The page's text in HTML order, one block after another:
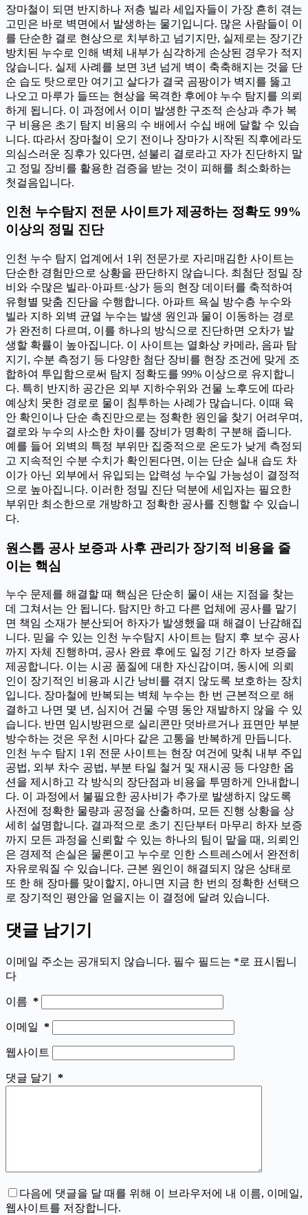
장마철이 되면 반지하나 저층 빌라 세입자들이 가장 흔히 겪는
고민은 바로 벽면에서 발생하는 물기입니다. 많은 사람들이 이
를 단순한 결로 현상으로 치부하고 넘기지만, 실제로는 장기간
방치된 누수로 인해 벽체 내부가 심각하게 손상된 경우가 적지
않습니다. 실제 사례를 보면 3년 넘게 벽이 축축해지는 것을 단
순 습도 탓으로만 여기고 살다가 결국 곰팡이가 벽지를 뚫고
나오고 마루가 들뜨는 현상을 목격한 후에야 누수 탐지를 의뢰
하게 됩니다. 이 과정에서 이미 발생한 구조적 손상과 추가 복
구 비용은 초기 탐지 비용의 수 배에서 수십 배에 달할 수 있습
니다. 따라서 장마철이 오기 전이나 장마가 시작된 직후에라도
의심스러운 징후가 있다면, 섣불리 결로라고 자가 진단하지 말
고 정밀 장비를 활용한 검증을 받는 것이 피해를 최소화하는
첫걸음입니다.
인천 누수탐지 전문 사이트가 제공하는 정확도 99%
이상의 정밀 진단
인천 누수 탐지 업계에서 1위 전문가로 자리매김한 사이트는
단순한 경험만으로 상황을 판단하지 않습니다. 최첨단 정밀 장
비와 수많은 빌라·아파트·상가 등의 현장 데이터를 축적하여
유형별 맞춤 진단을 수행합니다. 아파트 욕실 방수층 누수와
빌라 지하 외벽 균열 누수는 발생 원인과 물이 이동하는 경로
가 완전히 다르며, 이를 하나의 방식으로 진단하면 오차가 발
생할 확률이 높아집니다. 이 사이트는 열화상 카메라, 음파 탐
지기, 수분 측정기 등 다양한 첨단 장비를 현장 조건에 맞게 조
합하여 투입함으로써 탐지 정확도를 99% 이상으로 유지합니
다. 특히 반지하 공간은 외부 지하수위와 건물 노후도에 따라
예상치 못한 경로로 물이 침투하는 사례가 많습니다. 이때 육
안 확인이나 단순 촉진만으로는 정확한 원인을 찾기 어려우며,
결로와 누수의 사소한 차이를 장비가 명확히 구분해 줍니다.
예를 들어 외벽의 특정 부위만 집중적으로 온도가 낮게 측정되
고 지속적인 수분 수치가 확인된다면, 이는 단순 실내 습도 차
이가 아닌 외부에서 유입되는 압력성 누수일 가능성이 결정적
으로 높아집니다. 이러한 정밀 진단 덕분에 세입자는 필요한
부위만 최소한으로 개방하고 정확한 공사를 진행할 수 있습니
다.
원스톱 공사 보증과 사후 관리가 장기적 비용을 줄
이는 핵심
누수 문제를 해결할 때 핵심은 단순히 물이 새는 지점을 찾는
데 그쳐서는 안 됩니다. 탐지만 하고 다른 업체에 공사를 맡기
면 책임 소재가 분산되어 하자가 발생했을 때 해결이 난감해집
니다. 믿을 수 있는 인천 누수탐지 사이트는 탐지 후 보수 공사
까지 자체 진행하며, 공사 완료 후에도 일정 기간 하자 보증을
제공합니다. 이는 시공 품질에 대한 자신감이며, 동시에 의뢰
인이 장기적인 비용과 시간 낭비를 겪지 않도록 보호하는 장치
입니다. 장마철에 반복되는 벽체 누수는 한 번 근본적으로 해
결하고 나면 몇 년, 심지어 건물 수명 동안 재발하지 않을 수 있
습니다. 반면 임시방편으로 실리콘만 덧바르거나 표면만 부분
방수하는 것은 우천 시마다 같은 고통을 반복하게 만듭니다.
인천 누수 탐지 1위 전문 사이트는 현장 여건에 맞춰 내부 주입
공법, 외부 차수 공법, 부분 타일 철거 및 재시공 등 다양한 옵
션을 제시하고 각 방식의 장단점과 비용을 투명하게 안내합니
다. 이 과정에서 불필요한 공사비가 추가로 발생하지 않도록
사전에 정확한 물량과 공정을 산출하며, 모든 진행 상황을 상
세히 설명합니다. 결과적으로 초기 진단부터 마무리 하자 보증
까지 모든 과정을 신뢰할 수 있는 하나의 팀이 맡을 때, 의뢰인
은 경제적 손실은 물론이고 누수로 인한 스트레스에서 완전히
자유로워질 수 있습니다. 근본 원인이 해결되지 않은 상태로
또 한 해 장마를 맞이할지, 아니면 지금 한 번의 정확한 선택으
로 장기적인 평안을 얻을지는 이 결정에 달려 있습니다.
댓글 남기기
이메일 주소는 공개되지 않습니다. 필수 필드는 *로 표시됩니
다
이름 *
이메일 *
웹사이트
댓글 달기 *
다음에 댓글을 달 때를 위해 이 브라우저에 내 이름, 이메일,
웹사이트를 저장합니다.